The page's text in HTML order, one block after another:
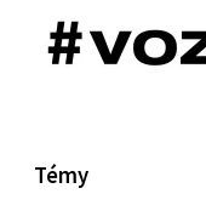
Témy